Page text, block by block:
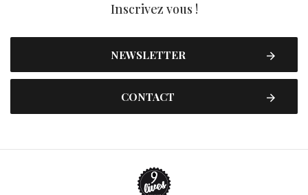
Inscrivez vous !
NEWSLETTER
CONTACT